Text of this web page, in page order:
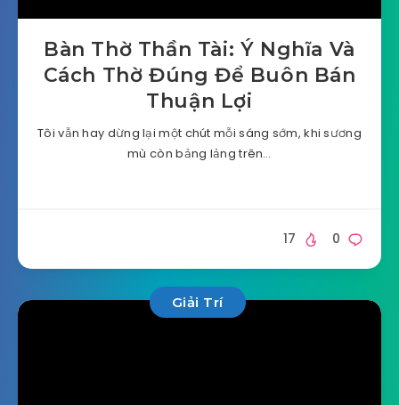
Bàn Thờ Thần Tài: Ý Nghĩa Và
Cách Thờ Đúng Để Buôn Bán
Thuận Lợi
Tôi vẫn hay dừng lại một chút mỗi sáng sớm, khi sương
mù còn bảng lảng trên…
0
17
Giải Trí